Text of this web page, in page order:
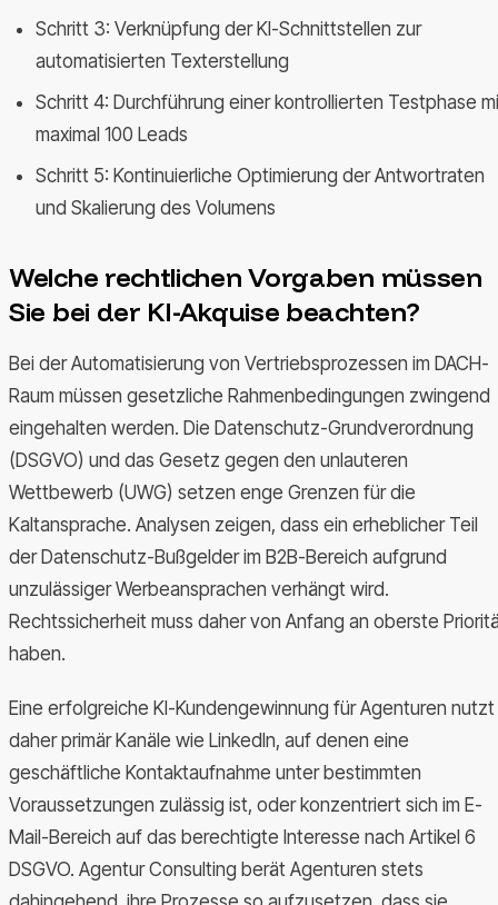
Schritt 3: Verknüpfung der KI-Schnittstellen zur
automatisierten Texterstellung
Schritt 4: Durchführung einer kontrollierten Testphase
maximal 100 Leads
Schritt 5: Kontinuierliche Optimierung der Antwortraten
und Skalierung des Volumens
Welche rechtlichen Vorgaben müssen
Sie bei der KI-Akquise beachten?
Bei der Automatisierung von Vertriebsprozessen im DACH-
Raum müssen gesetzliche Rahmenbedingungen zwingend
eingehalten werden. Die Datenschutz-Grundverordnung
(DSGVO) und das Gesetz gegen den unlauteren
Wettbewerb (UWG) setzen enge Grenzen für die
Kaltansprache. Analysen zeigen, dass ein erheblicher Teil
der Datenschutz-Bußgelder im B2B-Bereich aufgrund
unzulässiger Werbeansprachen verhängt wird.
Rechtssicherheit muss daher von Anfang an oberste
haben.
Eine erfolgreiche KI-Kundengewinnung für Agenturen nutzt
daher primär Kanäle wie LinkedIn, auf denen eine
geschäftliche Kontaktaufnahme unter bestimmten
Voraussetzungen zulässig ist, oder konzentriert sich im E-
Mail-Bereich auf das berechtigte Interesse nach Artikel 6
DSGVO. Agentur Consulting berät Agenturen stets